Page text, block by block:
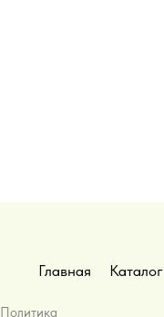
Главная Каталог
Политика